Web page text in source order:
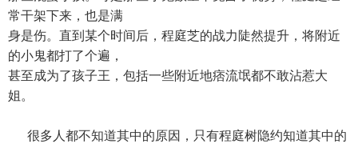
常干架下来，也是满
身是伤。直到某个时间后，程庭芝的战力陡然提升，将附近
的小鬼都打了个遍，
甚至成为了孩子王，包括一些附近地痞流氓都不敢沾惹大
姐。
很多人都不知道其中的原因，只有程庭树隐约知道其中的